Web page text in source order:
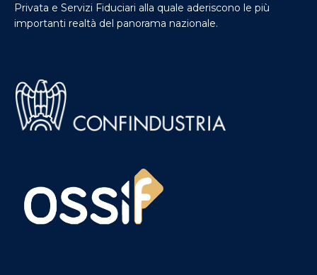
Privata e Servizi Fiduciari alla quale aderiscono le più
importanti realtà del panorama nazionale.